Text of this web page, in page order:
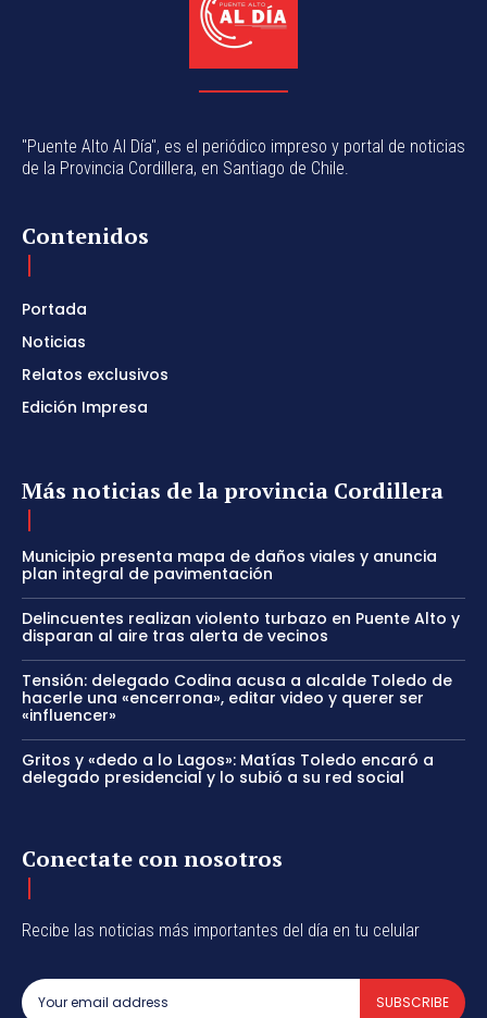
"Puente Alto Al Día", es el periódico impreso y portal de noticias
de la Provincia Cordillera, en Santiago de Chile.
Contenidos
Portada
Noticias
Relatos exclusivos
Edición Impresa
Más noticias de la provincia Cordillera
Municipio presenta mapa de daños viales y anuncia
plan integral de pavimentación
Delincuentes realizan violento turbazo en Puente Alto y
disparan al aire tras alerta de vecinos
Tensión: delegado Codina acusa a alcalde Toledo de
hacerle una «encerrona», editar video y querer ser
«influencer»
Gritos y «dedo a lo Lagos»: Matías Toledo encaró a
delegado presidencial y lo subió a su red social
Conectate con nosotros
Recibe las noticias más importantes del día en tu celular
SUBSCRIBE